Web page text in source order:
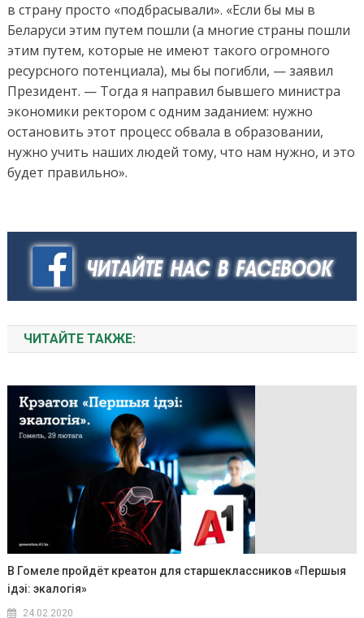
в страну просто «подбрасывали». «Если бы мы в
Беларуси этим путем пошли (а многие страны пошли
этим путем, которые не имеют такого огромного
ресурсного потенциала), мы бы погибли, — заявил
Президент. — Тогда я направил бывшего министра
экономики ректором с одним заданием: нужно
остановить этот процесс обвала в образовании,
нужно учить наших людей тому, что нам нужно, и это
будет правильно».
ЧИТАЙТЕ ТАКЖЕ:
В Гомеле пройдёт креатон для старшеклассников «Першыя
ідэі: экалогія»
24.02.2020